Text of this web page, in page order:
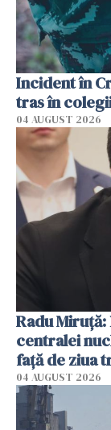
Incident în
tras în
04 AUGUST 2026
Radu
centralei
faţă de ziua
04 AUGUST 2026